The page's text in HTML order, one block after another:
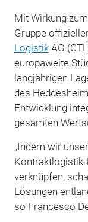
Mit Wirkung
Gruppe
LogistikAG
europaweite
langjährigen
des
Entwicklung
gesamten
„Indem wir
verknüpfen,
Lösungen
so Francesco